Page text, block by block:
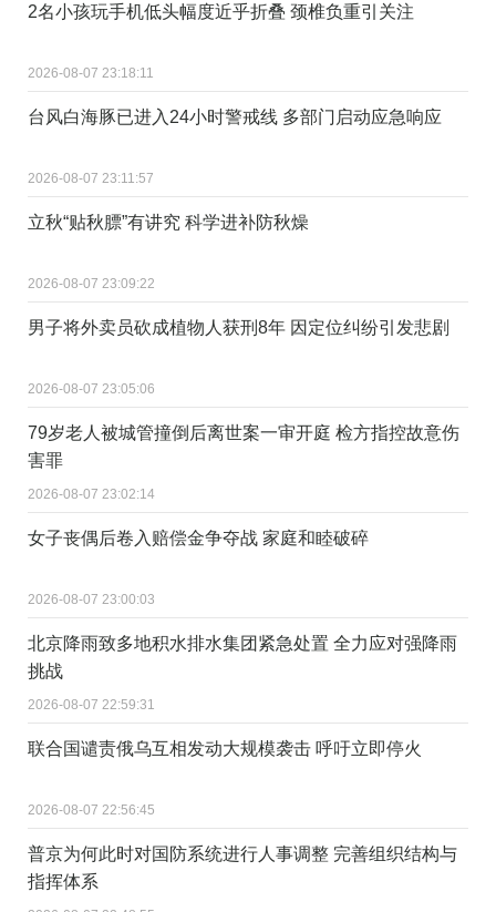
2名小孩玩手机低头幅度近乎折叠 颈椎负重引关注
2026-08-07 23:18:11
台风白海豚已进入24小时警戒线 多部门启动应急响应
2026-08-07 23:11:57
立秋“贴秋膘”有讲究 科学进补防秋燥
2026-08-07 23:09:22
男子将外卖员砍成植物人获刑8年 因定位纠纷引发悲剧
2026-08-07 23:05:06
79岁老人被城管撞倒后离世案一审开庭 检方指控故意伤
害罪
2026-08-07 23:02:14
女子丧偶后卷入赔偿金争夺战 家庭和睦破碎
2026-08-07 23:00:03
北京降雨致多地积水排水集团紧急处置 全力应对强降雨
挑战
2026-08-07 22:59:31
联合国谴责俄乌互相发动大规模袭击 呼吁立即停火
2026-08-07 22:56:45
普京为何此时对国防系统进行人事调整 完善组织结构与
指挥体系